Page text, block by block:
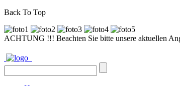
Back To Top
ACHTUNG !!! Beachten Sie bitte unsere aktuellen